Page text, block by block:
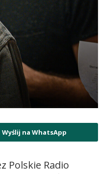
Wyślij na WhatsApp
Polskie Radio